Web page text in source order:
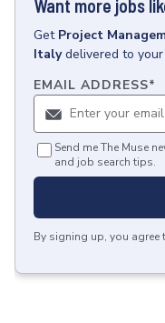
Want more jobs
Get Project
Italy delivered to
EMAIL ADDRESS*
Send me The Muse
and job search tips.
By signing up, you agree